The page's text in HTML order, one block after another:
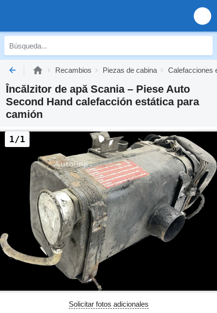
Recambios Piezas de cabina Calefacciones
Încălzitor de apă Scania – Piese Auto
Second Hand calefacción estática para
camión
1/1
Solicitar fotos adicionales